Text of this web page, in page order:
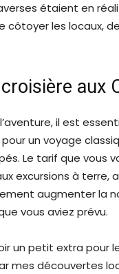
étaient en
côtoyer les locaux,
aux
il est
pour un voyage
Le tarif que
excursions à terre,
augmenter la
vous aviez prévu.
un petit extra pour
mes découvertes